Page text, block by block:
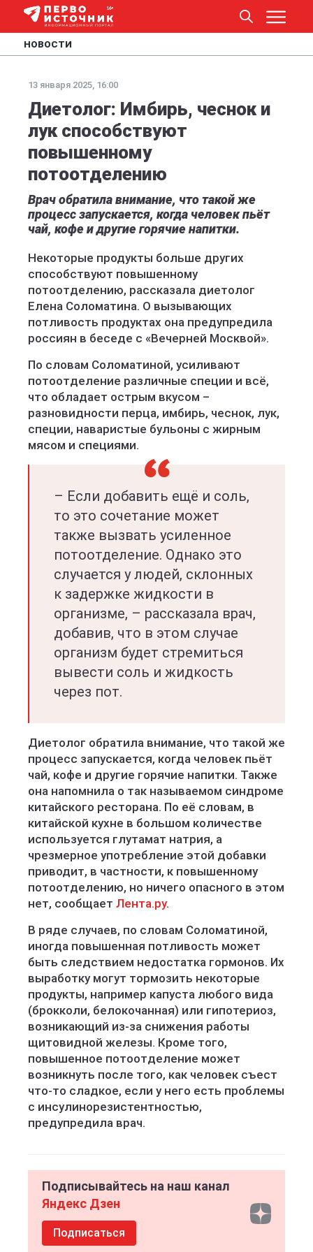
НОВОСТИ
13 января 2025, 16:00
Диетолог: Имбирь, чеснок и
лук способствуют
повышенному
потоотделению
Врач обратила внимание, что такой же
процесс запускается, когда человек пьёт
чай, кофе и другие горячие напитки.
Некоторые продукты больше других
способствуют повышенному
потоотделению, рассказала диетолог
Елена Соломатина. О вызывающих
потливость продуктах она предупредила
россиян в беседе с «Вечерней Москвой».
По словам Соломатиной, усиливают
потоотделение различные специи и всё,
что обладает острым вкусом –
разновидности перца, имбирь, чеснок, лук,
специи, наваристые бульоны с жирным
мясом и специями.
– Если добавить ещё и соль,
то это сочетание может
также вызвать усиленное
потоотделение. Однако это
случается у людей, склонных
к задержке жидкости в
организме, – рассказала врач,
добавив, что в этом случае
организм будет стремиться
вывести соль и жидкость
через пот.
Диетолог обратила внимание, что такой же
процесс запускается, когда человек пьёт
чай, кофе и другие горячие напитки. Также
она напомнила о так называемом синдроме
китайского ресторана. По её словам, в
китайской кухне в большом количестве
используется глутамат натрия, а
чрезмерное употребление этой добавки
приводит, в частности, к повышенному
потоотделению, но ничего опасного в этом
нет, сообщает Лента.ру.
В ряде случаев, по словам Соломатиной,
иногда повышенная потливость может
быть следствием недостатка гормонов. Их
выработку могут тормозить некоторые
продукты, например капуста любого вида
(брокколи, белокочанная) или гипотериоз,
возникающий из-за снижения работы
щитовидной железы. Кроме того,
повышенное потоотделение может
возникнуть после того, как человек съест
что-то сладкое, если у него есть проблемы
с инсулинорезистентностью,
предупредила врач.
Подписывайтесь на наш канал
Яндекс Дзен
Подписаться